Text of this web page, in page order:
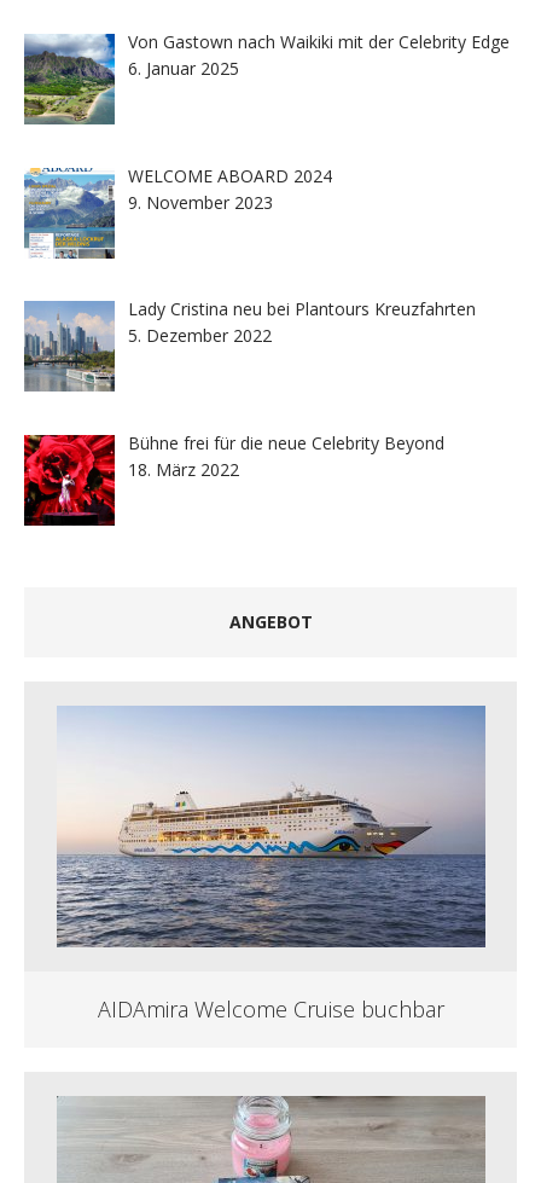
Von Gastown nach Waikiki mit der Celebrity Edge
6. Januar 2025
WELCOME ABOARD 2024
9. November 2023
Lady Cristina neu bei Plantours Kreuzfahrten
5. Dezember 2022
Bühne frei für die neue Celebrity Beyond
18. März 2022
ANGEBOT
AIDAmira Welcome Cruise buchbar